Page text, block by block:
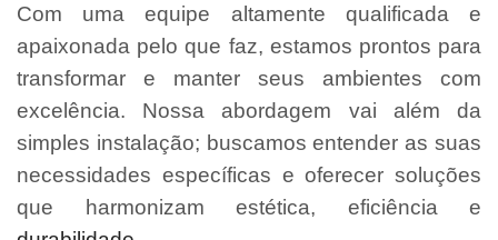
Com uma equipe altamente qualificada e
apaixonada pelo que faz, estamos prontos para
transformar e manter seus ambientes com
excelência. Nossa abordagem vai além da
simples instalação; buscamos entender as suas
necessidades específicas e oferecer soluções
que harmonizam estética, eficiência e